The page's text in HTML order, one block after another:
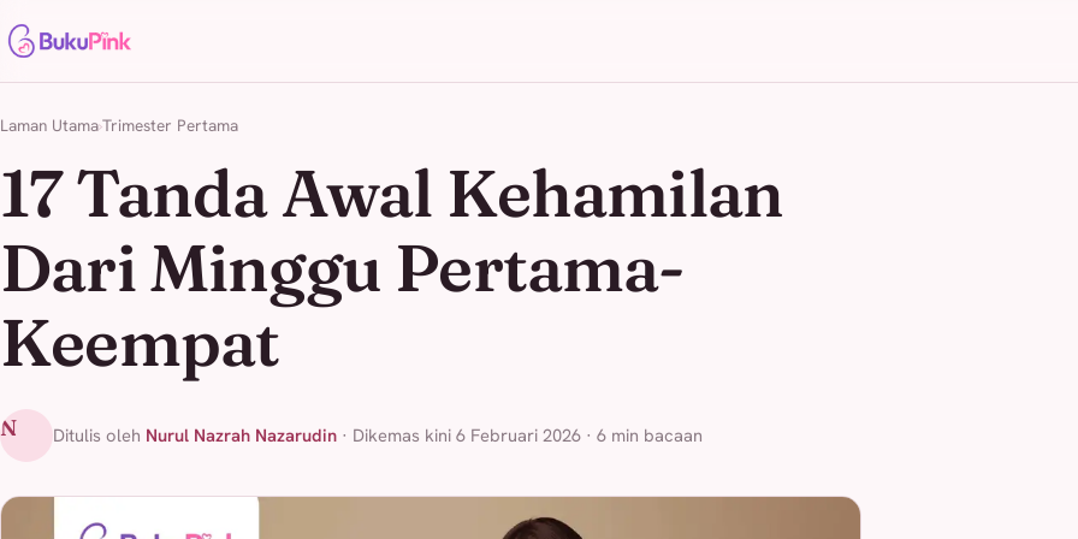
Laman UtamaTrimester Pertama
17 Tanda Awal Kehamilan
Dari Minggu Pertama-
Keempat
N Ditulis oleh Nurul Nazrah Nazarudin · Dikemas kini 6 Februari 2026 · 6 min bacaan